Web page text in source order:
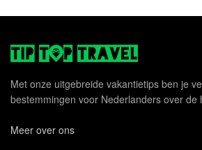
Met onze uitgebreide vakantietips ben je
bestemmingen voor Nederlanders over de
Meer over ons